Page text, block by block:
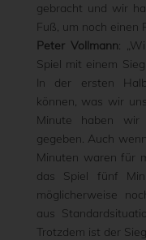
gebracht und wir
Fuß, um noch einen
Peter Vollmann:
Spiel mit einem
In der ersten
können, was wir
Minute haben
gegeben. Auch
Minuten waren für
das Spiel fünf
möglicherweise
aus
Trotzdem ist der